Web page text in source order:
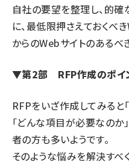
自社の要望を整理し、的
に、最低限押さえておくべ
からのWebサイトのあるべ
▼第2部 RFP作成のポイ
RFPをいざ作成してみると
「どんな項目が必要なのか
者の方も多いようです。
そのような悩みを解決すべ